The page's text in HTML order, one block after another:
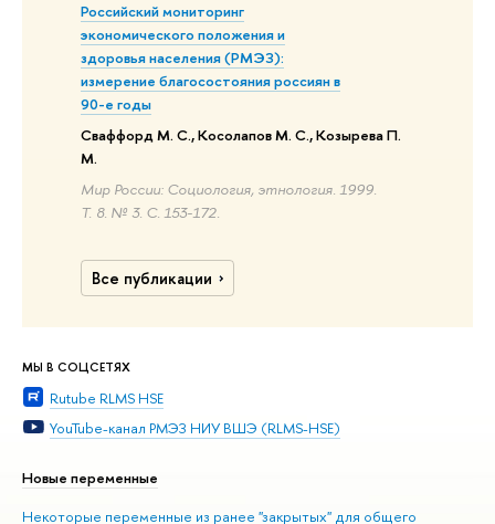
Российский мониторинг
экономического положения и
здоровья населения (РМЭЗ):
измерение благосостояния россиян в
90-е годы
Сваффорд М. С., Косолапов М. С., Козырева П.
М.
Мир России: Социология, этнология. 1999.
Т. 8. № 3. С. 153-172.
Все публикации
МЫ В СОЦСЕТЯХ
Rutube RLMS HSE
YouTube-канал РМЭЗ НИУ ВШЭ (RLMS-HSE)
Новые переменные
Некоторые переменные из ранее "закрытых" для общего